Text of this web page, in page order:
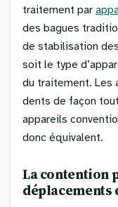
traitement par
des bagues
de stabilisation
soit le type
du traitement. Les
dents de façon
appareils
donc équivalent.
La contention
déplacements